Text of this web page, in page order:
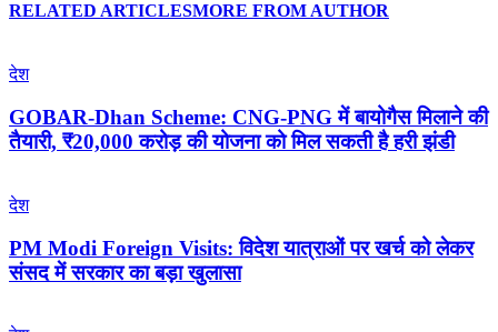
RELATED ARTICLESMORE FROM AUTHOR
देश
GOBAR-Dhan Scheme: CNG-PNG में बायोगैस मिलाने की
तैयारी, ₹20,000 करोड़ की योजना को मिल सकती है हरी झंडी
देश
PM Modi Foreign Visits: विदेश यात्राओं पर खर्च को लेकर
संसद में सरकार का बड़ा खुलासा